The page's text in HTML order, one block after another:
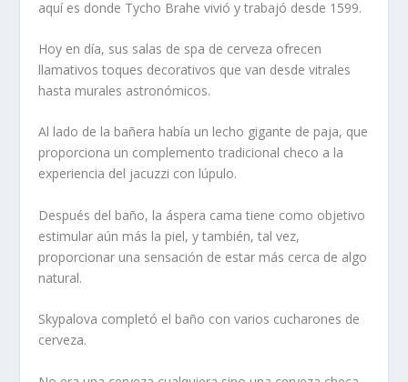
aquí es donde Tycho Brahe vivió y trabajó desde 1599.
Hoy en día, sus salas de spa de cerveza ofrecen
llamativos toques decorativos que van desde vitrales
hasta murales astronómicos.
Al lado de la bañera había un lecho gigante de paja, que
proporciona un complemento tradicional checo a la
experiencia del jacuzzi con lúpulo.
Después del baño, la áspera cama tiene como objetivo
estimular aún más la piel, y también, tal vez,
proporcionar una sensación de estar más cerca de algo
natural.
Skypalova completó el baño con varios cucharones de
cerveza.